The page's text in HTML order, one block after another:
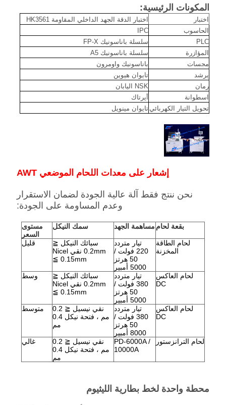
المكونات الرئيسية:
اختبار
اختبار الدقة الجهد الداخلي المقاومة HK3561
الحاسوب
IPC
PLC
سلسلة باناسونيك FP-X
المؤازرة
سلسلة باناسونيك A5
مجسات
باناسونيك واومرون
يرشد
تايوان هيوين
رمان
NSK اليابان
اسطوانة
أيرتاك
تحويل التيار الكهربائي تايوان مينويل
إشعار على معدات اللحام الموضعي AWT
نحن ننتج فقط آلة عالية الجودة لضمان الاستقرار
وعدم المساومة على الجودة:
بقعة لحام مساهمة الجهد سمك النيكل
مستوى
السعر
لحام الطاقة
المخزنة
تيار متردد
220 فولت /
50 هرتز
5000 أمبير
سبائك النيكل ≦
0.2mm نقي Nicel
≦ 0.15mm
قليل
لحام العاكس
DC
تيار متردد
380 فولت /
50 هرتز
5000 أمبير
سبائك النيكل ≦
0.2mm نقي Nicel
≦ 0.15mm
وسط
لحام العاكس
DC
تيار متردد
380 فولت /
50 هرتز
8000 أمبير
نقي نيسيل ≦ 0.2
مم ، فتحة نيكل 0.4
مم
متوسط
لحام الترانزستور
PD-6000A /
10000A
نقي نيسيل ≦ 0.2
مم ، فتحة نيكل 0.4
مم
غالي
محطة واحدة لخط بطارية الليثيوم